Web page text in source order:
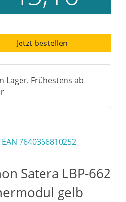
Jetzt bestellen
Lager. Frühestens ab
7640366810252
Satera LBP-662
gelb